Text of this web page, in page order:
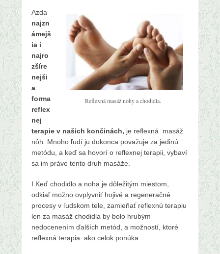
d
o
n
3
.
f
e
b
r
u
á
r
a
2
0
5
b
y
a
d
m
Reflexná masáž nohy a chodidla.
Azda
najzn
ámejš
ia i
najro
zšíre
nejši
a
forma
reflex
nej
terapie v našich končinách, je reflexná masáž
nôh. Mnoho ľudí ju dokonca považuje za jedinú
metódu, a keď sa hovorí o reflexnej terapii, vybaví
sa im práve tento druh masáže.
I Keď chodidlo a noha je dôležitým miestom,
odkiaľ možno ovplyvniť hojivé a regeneračné
procesy v ľudskom tele, zamieňať reflexnú terapiu
len za masáž chodidla by bolo hrubým
nedocenením ďalších metód, a možností, ktoré
reflexná terapia ako celok ponúka.